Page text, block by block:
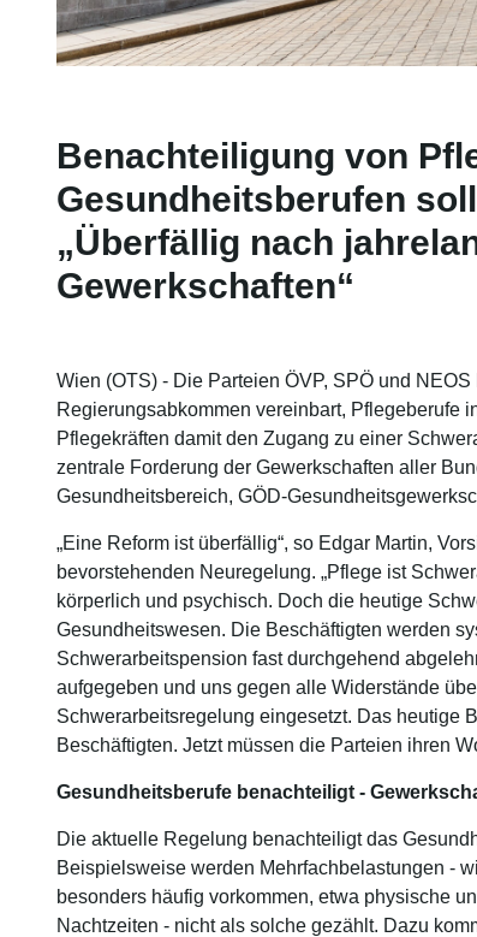
Benachteiligung von
Gesundheitsberufen
„Überfällig nach
Gewerkschaften“
Wien (OTS) - Die Parteien ÖVP, SPÖ und
Regierungsabkommen vereinbart, Pflegeberufe
Pflegekräften damit den Zugang zu einer
zentrale Forderung der Gewerkschaften aller
Gesundheitsbereich, GÖD-
„Eine Reform ist überfällig“, so Edgar Martin,
bevorstehenden Neuregelung. „Pflege ist
körperlich und psychisch. Doch die heutige
Gesundheitswesen. Die Beschäftigten werden
Schwerarbeitspension fast durchgehend
aufgegeben und uns gegen alle Widerstände
Schwerarbeitsregelung eingesetzt. Das heutige
Beschäftigten. Jetzt müssen die Parteien ihren
Gesundheitsberufe benachteiligt -
Die aktuelle Regelung benachteiligt das
Beispielsweise werden Mehrfachbelastungen -
besonders häufig vorkommen, etwa physische
Nachtzeiten - nicht als solche gezählt. Dazu